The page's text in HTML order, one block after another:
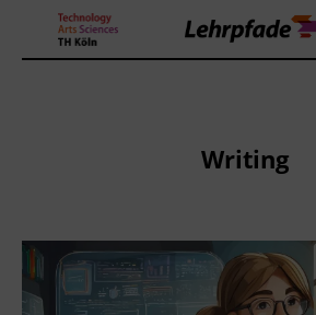
Theorien und Methoden
Lehrstrategie
Writing